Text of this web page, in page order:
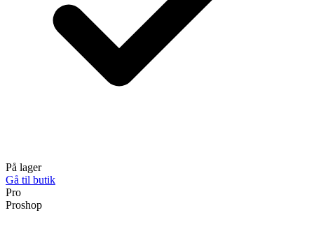
På lager
Gå til butik
Pro
Proshop